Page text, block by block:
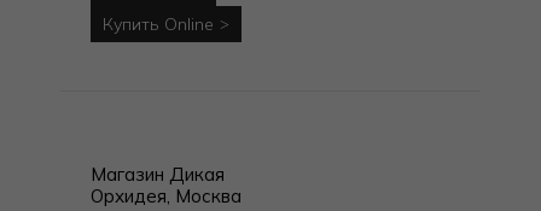
Купить Online
Магазин Дикая
Орхидея, Москва